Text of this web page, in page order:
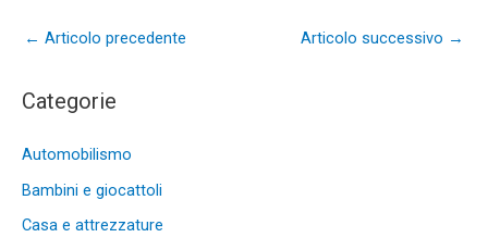
← Articolo precedente Articolo successivo →
Categorie
Automobilismo
Bambini e giocattoli
Casa e attrezzature